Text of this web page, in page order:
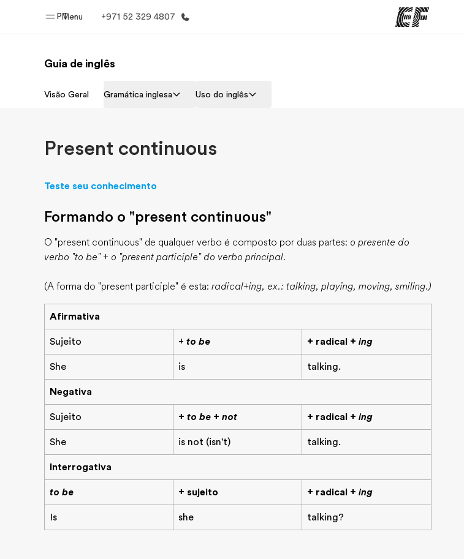
Menu
PT +971 52 329 4807
Início Programas
Guia de inglês
Visão Geral Gramática inglesa Uso do inglês
Present continuous
Teste seu conhecimento
Formando o "present continuous"
O "present continuous" de qualquer verbo é composto por duas partes: o presente do
verbo "to be" + o "present participle" do verbo principal.
(A forma do "present participle" é esta: radical+ing, ex.: talking, playing, moving, smiling.)
Afirmativa
Sujeito + to be + radical + ing
She is talking.
Negativa
Sujeito + to be + not + radical + ing
She is not (isn't) talking.
Interrogativa
to be + sujeito + radical + ing
Is she talking?